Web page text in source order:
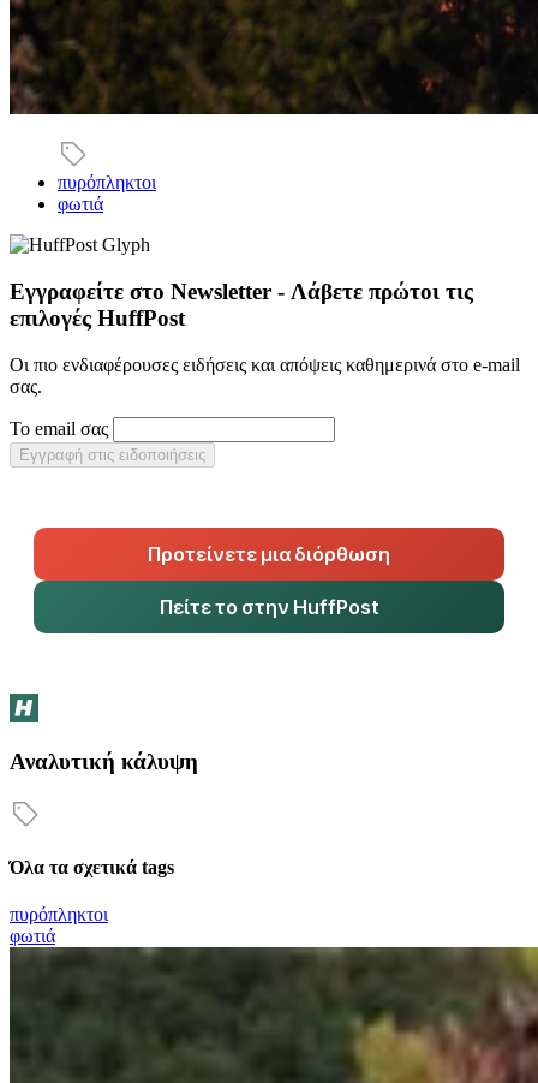
πυρόπληκτοι
φωτιά
Εγγραφείτε στο Newsletter - Λάβετε πρώτοι τις
επιλογές HuffPost
Οι πιο ενδιαφέρουσες ειδήσεις και απόψεις καθημερινά στο e-mail
σας.
Το email σας
Εγγραφή στις ειδοποιήσεις
Προτείνετε μια διόρθωση
Πείτε το στην HuffPost
Αναλυτική κάλυψη
Όλα τα σχετικά tags
πυρόπληκτοι
φωτιά